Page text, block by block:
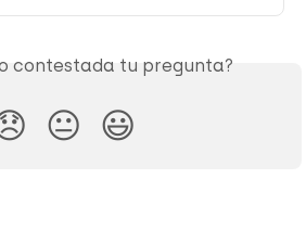
contestada tu pregunta?
😐 😃